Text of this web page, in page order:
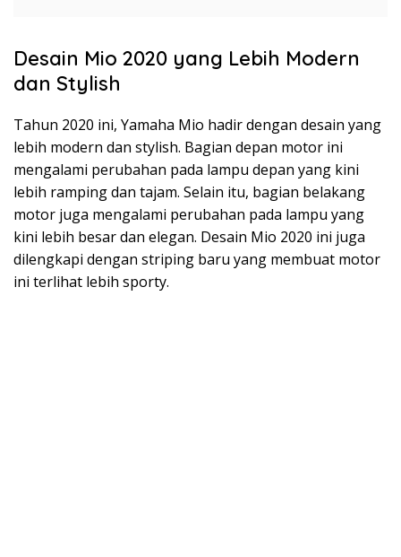
Desain Mio 2020 yang Lebih Modern
dan Stylish
Tahun 2020 ini, Yamaha Mio hadir dengan desain yang
lebih modern dan stylish. Bagian depan motor ini
mengalami perubahan pada lampu depan yang kini
lebih ramping dan tajam. Selain itu, bagian belakang
motor juga mengalami perubahan pada lampu yang
kini lebih besar dan elegan. Desain Mio 2020 ini juga
dilengkapi dengan striping baru yang membuat motor
ini terlihat lebih sporty.